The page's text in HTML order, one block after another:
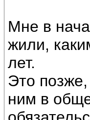
Мне в
жили,
лет.
Это
ним в